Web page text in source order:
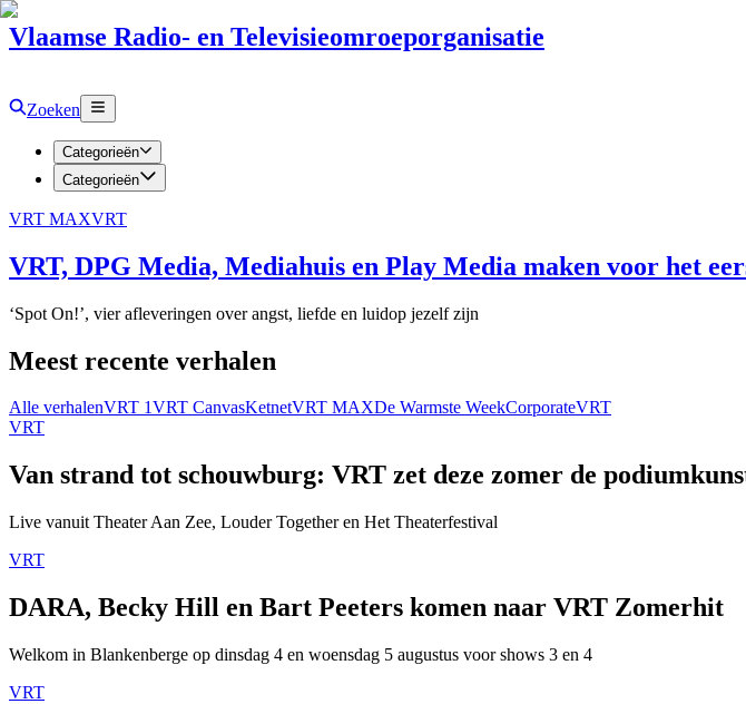
Vlaamse Radio- en Televisieomroeporganisatie
Zoeken
Categorieën
Categorieën
VRT MAXVRT
VRT, DPG Media, Mediahuis en Play Media maken voor het
‘Spot On!’, vier afleveringen over angst, liefde en luidop jezelf zijn
Meest recente verhalen
Alle verhalenVRT 1VRT CanvasKetnetVRT MAXDe Warmste WeekCorporateVRT
VRT
Van strand tot schouwburg: VRT zet deze zomer de
Live vanuit Theater Aan Zee, Louder Together en Het Theaterfestival
VRT
DARA, Becky Hill en Bart Peeters komen naar VRT Zomerhit
Welkom in Blankenberge op dinsdag 4 en woensdag 5 augustus voor shows 3 en 4
VRT